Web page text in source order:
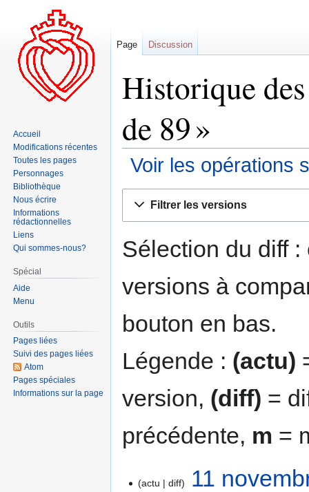
Historique
de 89 »
Voir les opérations
navigation
recherche
Filtrer les versions
Sélection du diff
versions à
bouton en bas.
Légende : (actu)
version, (diff) =
précédente, m =
actu diff
11
Page Discussion
Accueil
Modifications récentes
Toutes les pages
Personnages
Bibliothèque
Nous écrire
Informations
rédactionnelles
Liens
Qui sommes-nous?
Spécial
Aide
Menu
Outils
Pages liées
Suivi des pages liées
Atom
Pages spéciales
Informations sur la page